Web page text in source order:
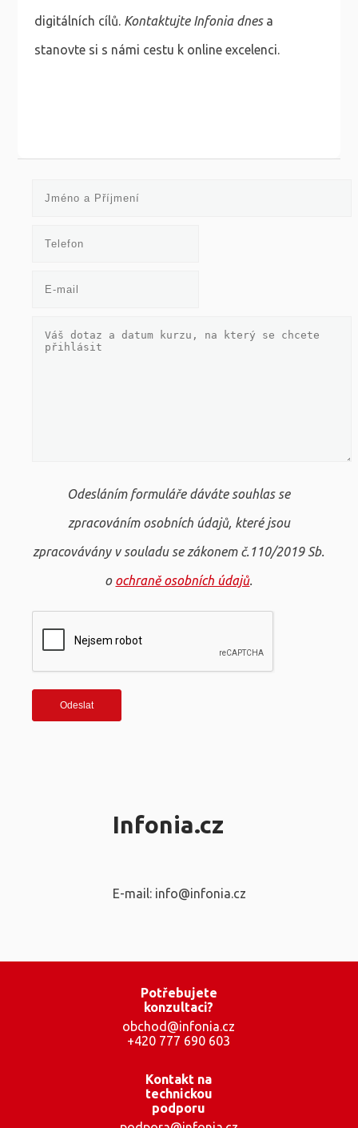
digitálních cílů. Kontaktujte Infonia dnesa
stanovte si s námi cestu k online excelenci.
Odesláním formuláře dáváte souhlas se
zpracováním osobních údajů, které jsou
zpracovávány v souladu se zákonem č.110/2019 Sb.
o ochraně osobních údajů.
Infonia.cz
E-mail: info@infonia.cz
Potřebujete
konzultaci?
obchod@infonia.cz
+420 777 690 603
Kontakt na
technickou
podporu